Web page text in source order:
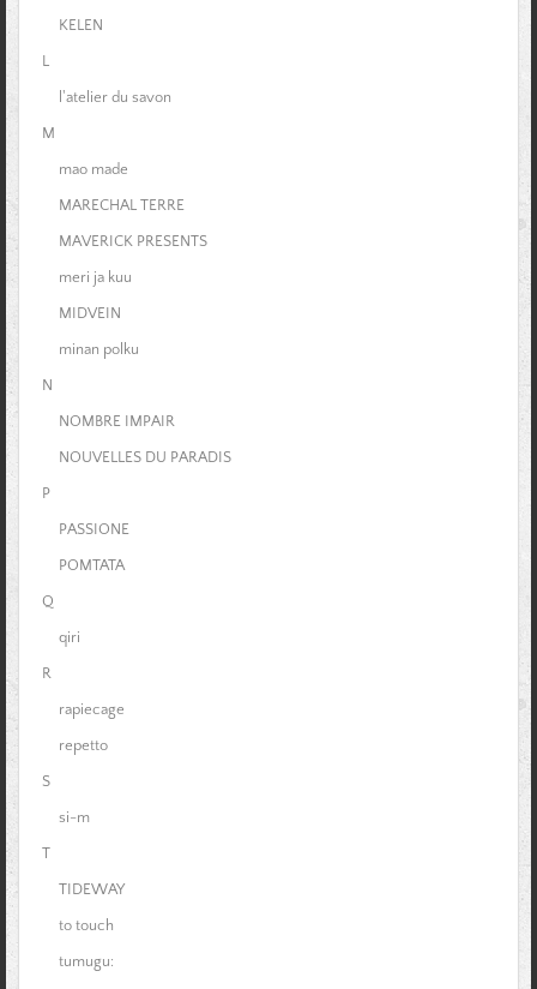
KELEN
L
l'atelier du savon
M
mao made
MARECHAL TERRE
MAVERICK PRESENTS
meri ja kuu
MIDVEIN
minan polku
N
NOMBRE IMPAIR
NOUVELLES DU PARADIS
P
PASSIONE
POMTATA
Q
qiri
R
rapiecage
repetto
S
si-m
T
TIDEWAY
to touch
tumugu: